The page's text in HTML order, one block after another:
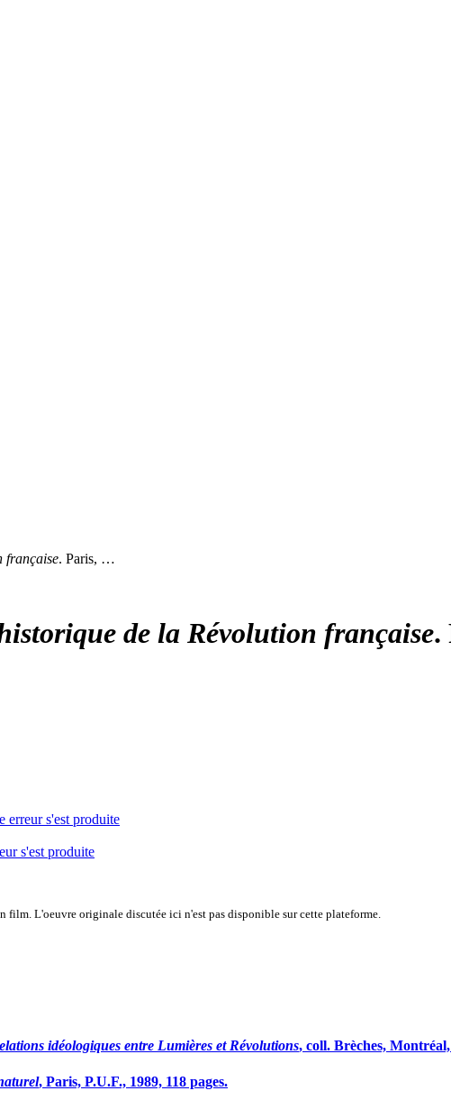
française. Paris, …
de la Révolution française.
erreur s'est produite
s'est produite
L'oeuvre originale discutée ici n'est pas disponible sur cette plateforme.
idéologiques entre Lumières et Révolutions, coll. Brèches,
, Paris, P.U.F., 1989, 118 pages.